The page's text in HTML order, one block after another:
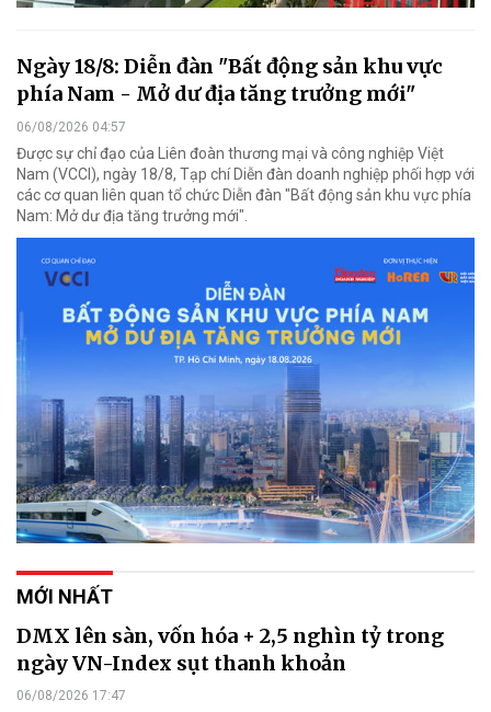
Ngày 18/8: Diễn đàn "Bất động sản khu vực
phía Nam - Mở dư địa tăng trưởng mới"
06/08/2026 04:57
Được sự chỉ đạo của Liên đoàn thương mại và công nghiệp Việt
Nam (VCCI), ngày 18/8, Tạp chí Diễn đàn doanh nghiệp phối hợp với
các cơ quan liên quan tổ chức Diễn đàn "Bất động sản khu vực phía
Nam: Mở dư địa tăng trưởng mới".
MỚI NHẤT
DMX lên sàn, vốn hóa + 2,5 nghìn tỷ trong
ngày VN-Index sụt thanh khoản
06/08/2026 17:47